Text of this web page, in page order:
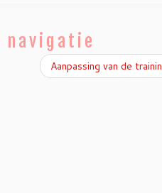
navigatie
Aanpassing van de